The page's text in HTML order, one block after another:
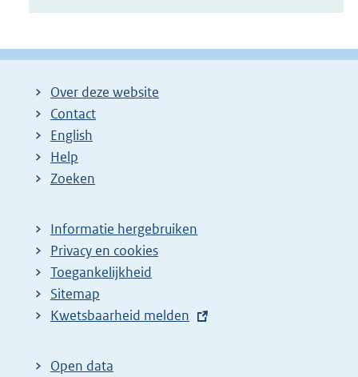
Over deze website
Contact
English
Help
Zoeken
Informatie hergebruiken
Privacy en cookies
Toegankelijkheid
Sitemap
E
t
Kwetsbaarheid melden
Open data